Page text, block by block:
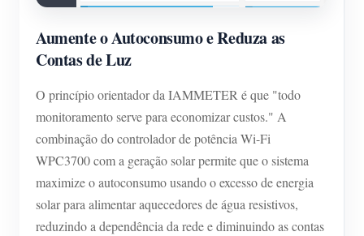
Aumente o Autoconsumo e Reduza as
Contas de Luz
O princípio orientador da IAMMETER é que "todo
monitoramento serve para economizar custos." A
combinação do controlador de potência Wi-Fi
WPC3700 com a geração solar permite que o sistema
maximize o autoconsumo usando o excesso de energia
solar para alimentar aquecedores de água resistivos,
reduzindo a dependência da rede e diminuindo as contas